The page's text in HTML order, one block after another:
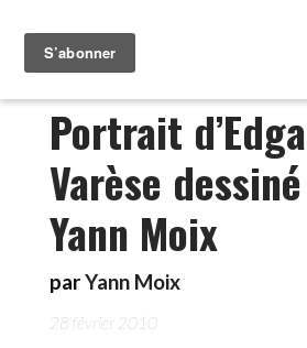
Portrait
Varèse
Yann Moix
parYann Moix
28 février 2010